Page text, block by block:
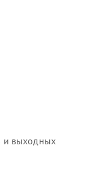
и выходных